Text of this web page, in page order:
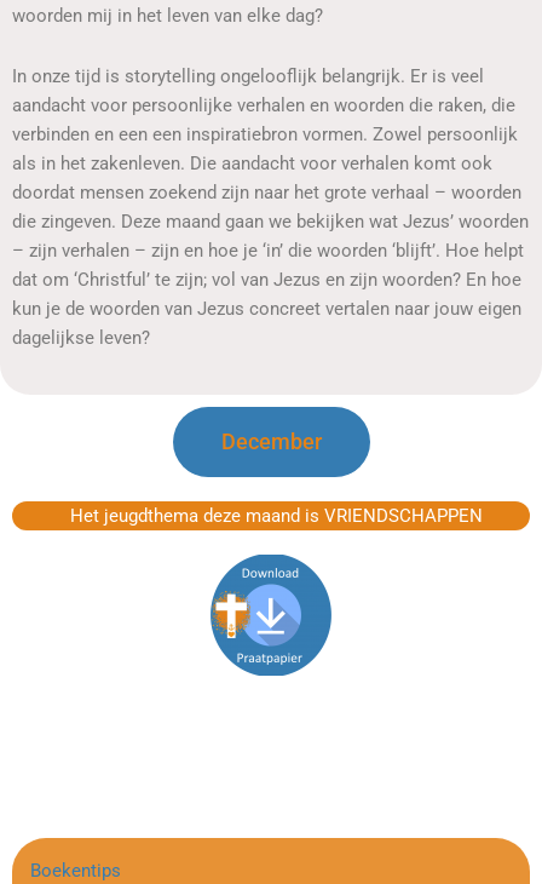
woorden mij in het leven van elke dag?
In onze tijd is storytelling ongelooflijk belangrijk. Er is veel
aandacht voor persoonlijke verhalen en woorden die raken, die
verbinden en een een inspiratiebron vormen. Zowel persoonlijk
als in het zakenleven. Die aandacht voor verhalen komt ook
doordat mensen zoekend zijn naar het grote verhaal – woorden
die zingeven. Deze maand gaan we bekijken wat Jezus’ woorden
– zijn verhalen – zijn en hoe je ‘in’ die woorden ‘blijft’. Hoe helpt
dat om ‘Christful’ te zijn; vol van Jezus en zijn woorden? En hoe
kun je de woorden van Jezus concreet vertalen naar jouw eigen
dagelijkse leven?
December
Het jeugdthema deze maand is VRIENDSCHAPPEN
Boekentips